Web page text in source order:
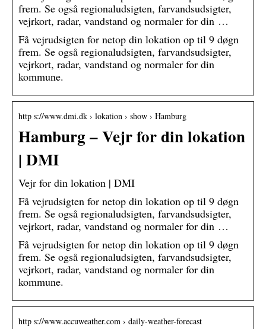
frem. Se også regionaludsigten, farvandsudsigter,
vejrkort, radar, vandstand og normaler for din …
Få vejrudsigten for netop din lokation op til 9 døgn
frem. Se også regionaludsigten, farvandsudsigter,
vejrkort, radar, vandstand og normaler for din
kommune.
http s://www.dmi.dk › lokation › show › Hamburg
Hamburg – Vejr for din lokation
| DMI
Vejr for din lokation | DMI
Få vejrudsigten for netop din lokation op til 9 døgn
frem. Se også regionaludsigten, farvandsudsigter,
vejrkort, radar, vandstand og normaler for din …
Få vejrudsigten for netop din lokation op til 9 døgn
frem. Se også regionaludsigten, farvandsudsigter,
vejrkort, radar, vandstand og normaler for din
kommune.
http s://www.accuweather.com › daily-weather-forecast